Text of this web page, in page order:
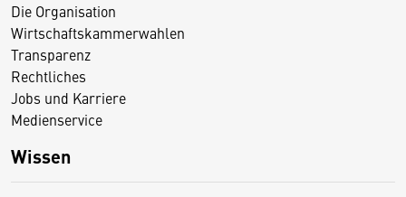
Die Organisation
Wirtschaftskammerwahlen
Transparenz
Rechtliches
Jobs und Karriere
Medienservice
Wissen